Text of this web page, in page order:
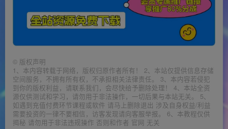
© 版权声明
1、本内容转载于网络，版权归原作者所有！ 2、本站仅提供信息存储
空间服务，不拥有所有权，不承担相关法律责任。 3、本内容若侵犯
到你的版权利益，请联系我们，会尽快给予删除处理！ 4、本站全资
源仅供测试和学习，请勿用于非法操作，一切后果与本站无关。 5、
如遇到充值付费环节课程或软件 请马上删除退出 涉及自身权益/利益
需要投资的一律不要相信，访客发现请向客服举报。 6、本教程仅供
揭秘 请勿用于非法违规操作 否则和作者 官网 无关